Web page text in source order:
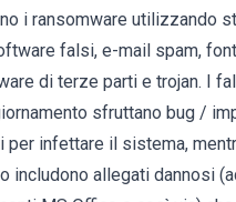
i ransomware utilizzando
falsi, e-mail spam,
di terze parti e trojan. I
sfruttano bug /
infettare il sistema,
includono allegati dannosi